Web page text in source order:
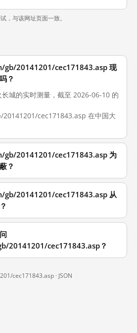
，与该网址页面一致。
20141201/cec171843.asp 现
？
城的实时测量，截至 2026-06-10 的
cec171843.asp 在中国大
20141201/cec171843.asp 为
？
20141201/cec171843.asp 从
20141201/cec171843.asp？
cec171843.asp · JSON